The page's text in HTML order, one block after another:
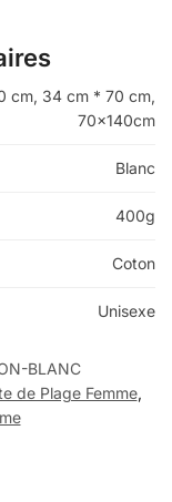
cm, 34 cm * 70 cm,
70x140cm
Blanc
400g
Coton
Unisexe
BLANC
de Plage Femme,